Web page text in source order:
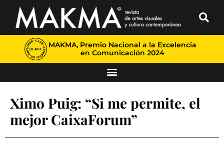
MAKMA, Premio Nacional a la Excelencia
en Comunicación 2024
Ximo Puig: “Si me permite, el
mejor CaixaForum”